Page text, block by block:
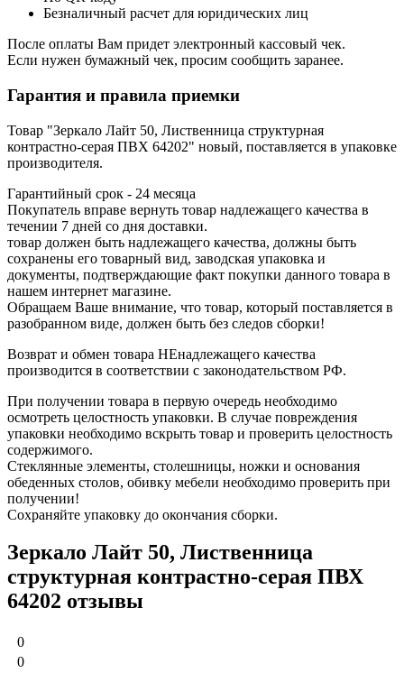
Безналичный расчет для юридических лиц
После оплаты Вам придет электронный кассовый чек.
Если нужен бумажный чек, просим сообщить заранее.
Гарантия и правила приемки
Товар "Зеркало Лайт 50, Лиственница структурная
контрастно-серая ПВХ 64202" новый, поставляется в упаковке
производителя.
Гарантийный срок - 24 месяца
Покупатель вправе вернуть товар надлежащего качества в
течении 7 дней со дня доставки.
товар должен быть надлежащего качества, должны быть
сохранены его товарный вид, заводская упаковка и
документы, подтверждающие факт покупки данного товара в
нашем интернет магазине.
Обращаем Ваше внимание, что товар, который поставляется в
разобранном виде, должен быть без следов сборки!
Возврат и обмен товара НЕнадлежащего качества
производится в соответствии с законодательством РФ.
При получении товара в первую очередь необходимо
осмотреть целостность упаковки. В случае повреждения
упаковки необходимо вскрыть товар и проверить целостность
содержимого.
Стеклянные элементы, столешницы, ножки и основания
обеденных столов, обивку мебели необходимо проверить при
получении!
Сохраняйте упаковку до окончания сборки.
Зеркало Лайт 50, Лиственница
структурная контрастно-серая ПВХ
64202 отзывы
0
0